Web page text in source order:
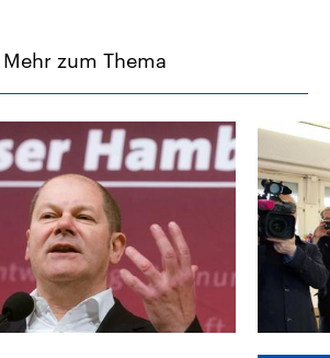
Mehr zum Thema